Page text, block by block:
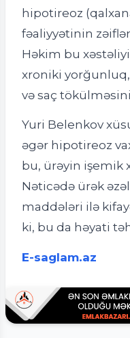
hipotireoz
fəaliyyətinin
Həkim bu
xroniki
və saç
Yuri Belenkov
əgər hipotireoz
bu, ürəyin işemik
Nəticədə ürək
maddələri ilə
ki, bu da həyati
E-saglam.az